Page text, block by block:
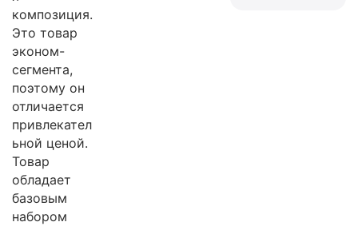
композиция.
Это товар
эконом-
сегмента,
поэтому он
отличается
привлекател
ьной ценой.
Товар
обладает
базовым
набором